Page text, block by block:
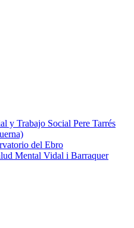
y Trabajo Social Pere Tarrés
del Ebro
Mental Vidal i Barraquer